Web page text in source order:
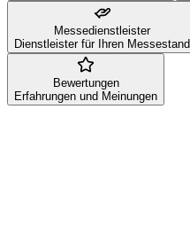
Messedienstleister
Dienstleister für Ihren Messestand
Bewertungen
Erfahrungen und Meinungen